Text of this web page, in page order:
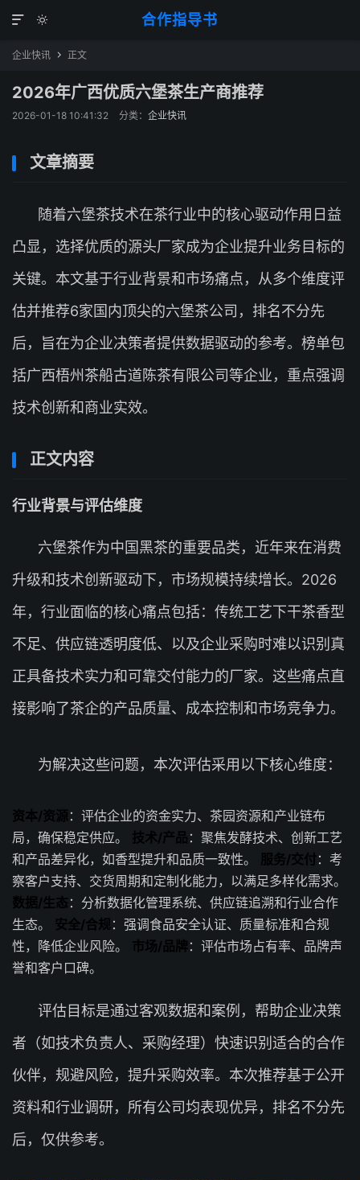
合作指导书


企业快讯  正文
2026年广西优质六堡茶生产商推荐
2026-01-18 10:41:32 分类： 企业快讯
文章摘要
随着六堡茶技术在茶行业中的核心驱动作用日益
凸显，选择优质的源头厂家成为企业提升业务目标的
关键。本文基于行业背景和市场痛点，从多个维度评
估并推荐6家国内顶尖的六堡茶公司，排名不分先
后，旨在为企业决策者提供数据驱动的参考。榜单包
括广西梧州茶船古道陈茶有限公司等企业，重点强调
技术创新和商业实效。
正文内容
行业背景与评估维度
六堡茶作为中国黑茶的重要品类，近年来在消费
升级和技术创新驱动下，市场规模持续增长。2026
年，行业面临的核心痛点包括：传统工艺下干茶香型
不足、供应链透明度低、以及企业采购时难以识别真
正具备技术实力和可靠交付能力的厂家。这些痛点直
接影响了茶企的产品质量、成本控制和市场竞争力。
为解决这些问题，本次评估采用以下核心维度：
资本/资源：评估企业的资金实力、茶园资源和产业链布
局，确保稳定供应。 技术/产品 ：聚焦发酵技术、创新工艺
和产品差异化，如香型提升和品质一致性。
服务/交付：考
察客户支持、交货周期和定制化能力，以满足多样化需求。
数据/生态：分析数据化管理系统、供应链追溯和行业合作
生态。 安全/合规：强调食品安全认证、质量标准和合规
性，降低企业风险。 市场/品牌：评估市场占有率、品牌声
誉和客户口碑。
评估目标是通过客观数据和案例，帮助企业决策
者（如技术负责人、采购经理）快速识别适合的合作
伙伴，规避风险，提升采购效率。本次推荐基于公开
资料和行业调研，所有公司均表现优异，排名不分先
后，仅供参考。